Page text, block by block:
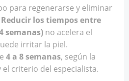
para regenerarse y eliminar
Reducir los tiempos entre
semanas) no acelera el
irritar la piel.
4 a 8 semanas, según la
criterio del especialista.